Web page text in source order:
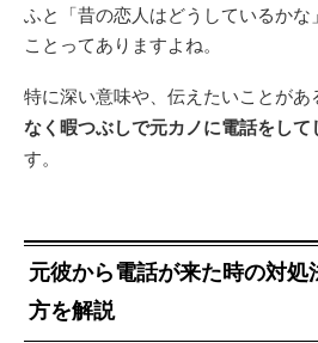
ふと「昔の恋人はどうしているか
ことってありますよね。
特に深い意味や、伝えたいことがあ
なく暇つぶしで元カノに電話をして
す。
元彼から電話が来た時の対
方を解説